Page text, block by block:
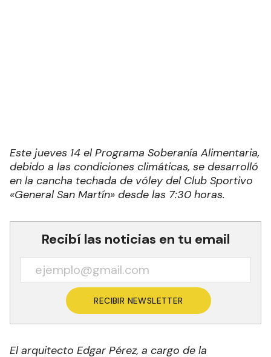
Este jueves 14 el Programa Soberanía Alimentaria,
debido a las condiciones climáticas, se desarrolló
en la cancha techada de vóley del Club Sportivo
«General San Martín» desde las 7:30 horas.
Recibí las noticias en tu email
RECIBIR NEWSLETTER
El arquitecto Edgar Pérez, a cargo de la